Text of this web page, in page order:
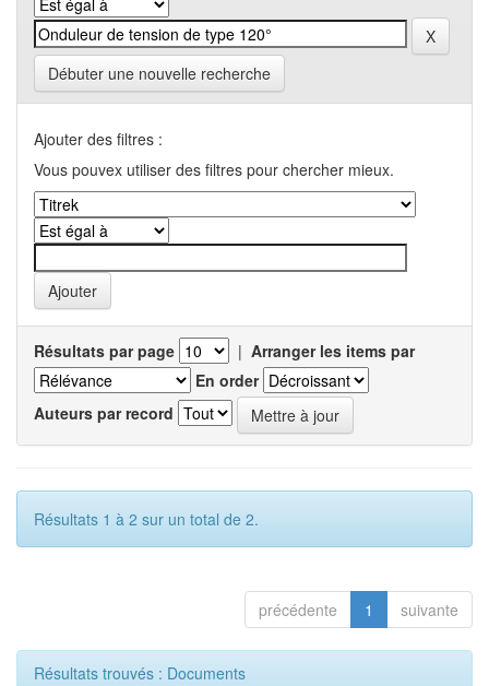
Débuter une nouvelle recherche
Ajouter des filtres :
Vous pouvex utiliser des filtres pour chercher mieux.
Résultats par page | Arranger les items par
En order
Auteurs par record
Résultats 1 à 2 sur un total de 2.
précédente 1 suivante
Résultats trouvés : Documents